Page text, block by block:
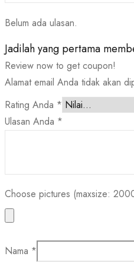
Belum ada ulasan.
Jadilah yang pertama
Review now to get coupon!
Alamat email Anda tidak akan
Rating Anda *
Ulasan Anda *
Choose pictures (maxsize:
Nama *